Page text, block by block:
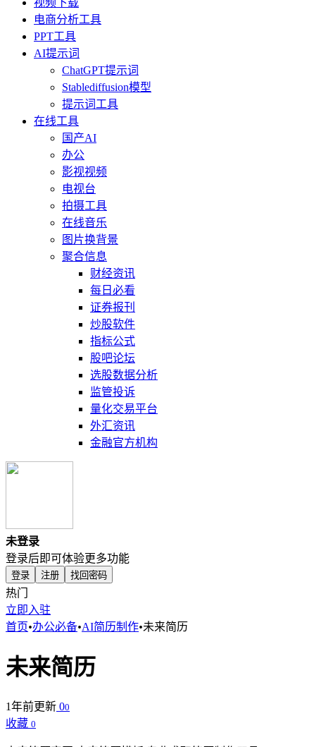
视频下载
电商分析工具
PPT工具
AI提示词
ChatGPT提示词
Stablediffusion模型
提示词工具
在线工具
国产AI
办公
影视视频
电视台
拍摄工具
在线音乐
图片换背景
聚合信息
财经资讯
每日必看
证券报刊
炒股软件
指标公式
股吧论坛
选股数据分析
监管投诉
量化交易平台
外汇资讯
金融官方机构
未登录
登录后即可体验更多功能
登录 注册 找回密码
热门
立即入驻
首页•办公必备•AI简历制作•未来简历
未来简历
1年前更新 00
收藏 0